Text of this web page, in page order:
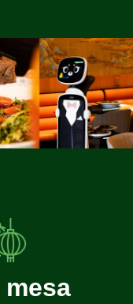
mesa